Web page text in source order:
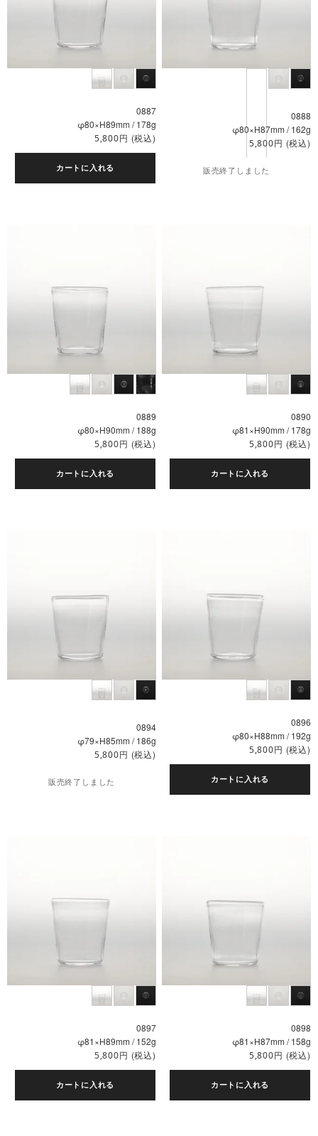
0887
φ80×H89mm / 178g
5,800円 (税込)
カートに入れる
0888
φ80×H87mm / 162g
5,800円 (税込)
販売終了しました
0889
φ80×H90mm / 188g
5,800円 (税込)
カートに入れる
0890
φ81×H90mm / 178g
5,800円 (税込)
カートに入れる
0894
φ79×H85mm / 186g
5,800円 (税込)
販売終了しました
0896
φ80×H88mm / 192g
5,800円 (税込)
カートに入れる
0897
φ81×H89mm / 152g
5,800円 (税込)
カートに入れる
0898
φ81×H87mm / 158g
5,800円 (税込)
カートに入れる